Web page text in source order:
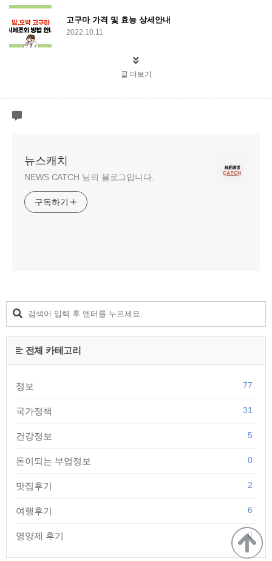
고구마 가격 및 효능 상세안내
2022.10.11
글 더보기
뉴스캐치
NEWS CATCH 님의 블로그입니다.
구독하기
전체 카테고리
정보 77
국가정책 31
건강정보 5
돈이되는 부업정보 0
맛집후기 2
여행후기 6
영양제 후기 0